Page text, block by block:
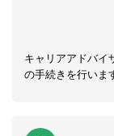
キャリアアドバイ
の手続きを行いま